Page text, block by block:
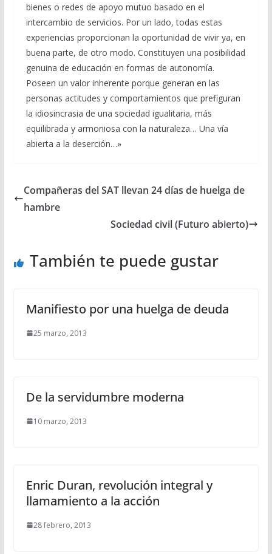
bienes o redes de apoyo mutuo basado en el
intercambio de servicios. Por un lado, todas estas
experiencias proporcionan la oportunidad de vivir ya, en
buena parte, de otro modo. Constituyen una posibilidad
genuina de educación en formas de autonomía.
Poseen un valor inherente porque generan en las
personas actitudes y comportamientos que prefiguran
la idiosincrasia de una sociedad igualitaria, más
equilibrada y armoniosa con la naturaleza… Una vía
abierta a la deserción…»
Compañeras del SAT llevan 24 días de huelga de
hambre
Sociedad civil (Futuro abierto)
También te puede gustar
Manifiesto por una huelga de deuda
25 marzo, 2013
De la servidumbre moderna
10 marzo, 2013
Enric Duran, revolución integral y
llamamiento a la acción
28 febrero, 2013